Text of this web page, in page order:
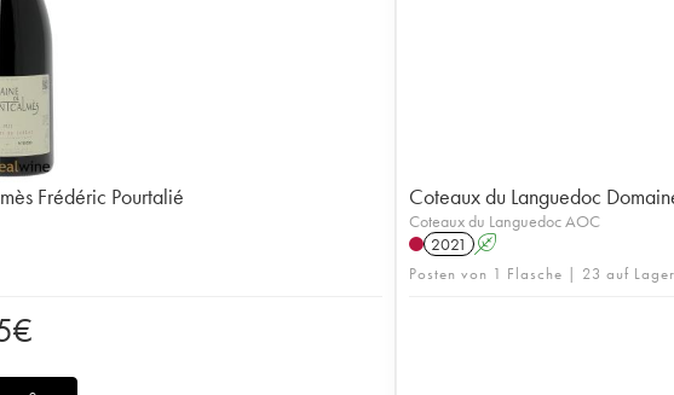
Frédéric Pourtalié
€
Coteaux du Languedoc
Coteaux du Languedoc AOC
2021
A
Posten von 1 Flasche | 23 auf Lager